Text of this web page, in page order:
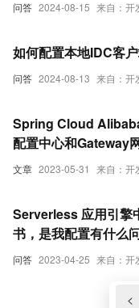
问答 2024-08-15 来自：开
问答 2024-08-13 来自：开
如何配置本地IDC客
文章 2023-05-31 来自：开
Spring Cloud
配置中心和Gateway
问答 2023-04-25 来自：开
Serverless 应用引擎
书，是我配置有什么
<